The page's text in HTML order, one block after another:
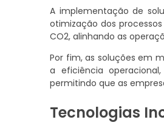
A implementação de
otimização dos
CO2, alinhando as
Por fim, as soluções em
a eficiência
permitindo que as
Tecnologias